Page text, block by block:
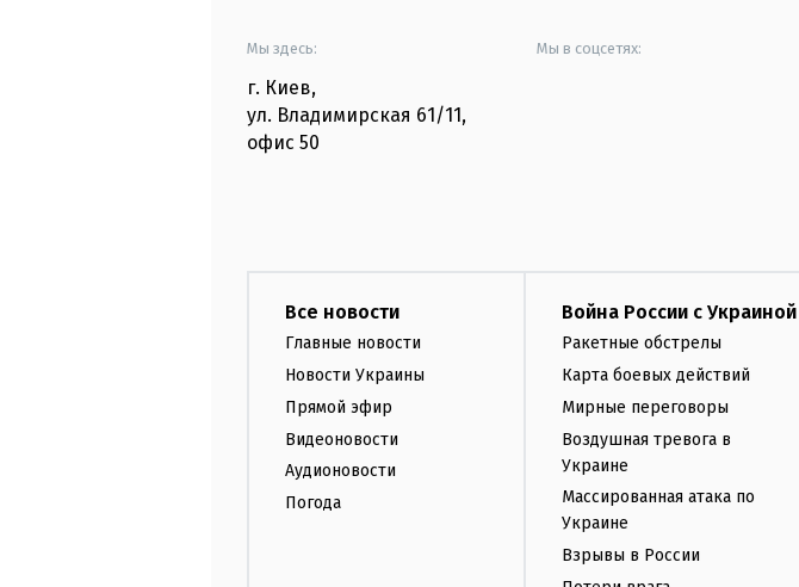
Мы здесь:
г. Киев,
ул. Владимирская 61/11,
офис 50
Мы в соцсетях:
Все новости
Главные новости
Новости Украины
Прямой эфир
Видеоновости
Аудионовости
Погода
Война России с Украиной
Ракетные обстрелы
Карта боевых действий
Мирные переговоры
Воздушная тревога в
Украине
Массированная атака по
Украине
Взрывы в России